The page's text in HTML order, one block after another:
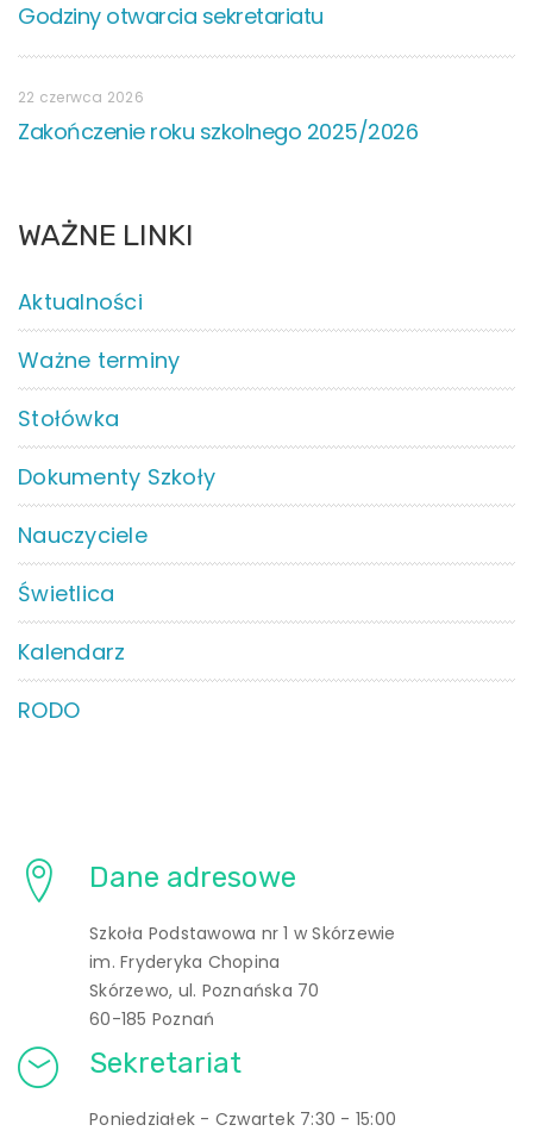
Godziny otwarcia sekretariatu
22 czerwca 2026
Zakończenie roku szkolnego 2025/2026
WAŻNE LINKI
Aktualności
Ważne terminy
Stołówka
Dokumenty Szkoły
Nauczyciele
Świetlica
Kalendarz
RODO
Dane adresowe
Szkoła Podstawowa nr 1 w Skórzewie
im. Fryderyka Chopina
Skórzewo, ul. Poznańska 70
60-185 Poznań
Sekretariat
Poniedziałek - Czwartek 7:30 - 15:00